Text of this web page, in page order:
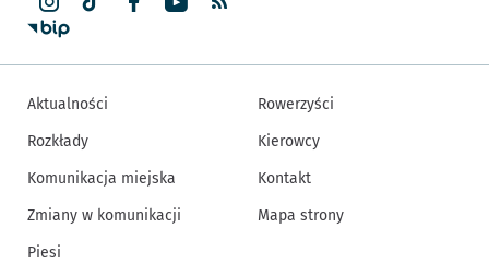
Aktualności
Rozkłady
Komunikacja miejska
Zmiany w komunikacji
Piesi
Rowerzyści
Kierowcy
Kontakt
Mapa strony